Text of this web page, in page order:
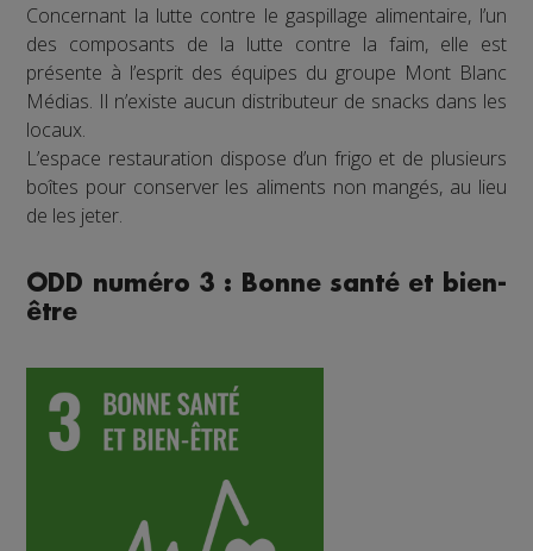
Concernant la lutte contre le gaspillage alimentaire, l’un
des composants de la lutte contre la faim, elle est
présente à l’esprit des équipes du groupe Mont Blanc
Médias. Il n’existe aucun distributeur de snacks dans les
locaux.
L’espace restauration dispose d’un frigo et de plusieurs
boîtes pour conserver les aliments non mangés, au lieu
de les jeter.
ODD numéro 3 : Bonne santé et bien-
être